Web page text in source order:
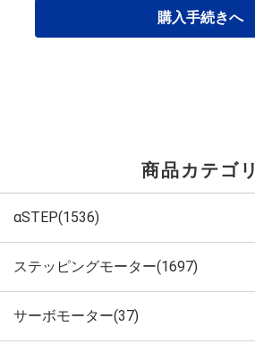
購入手続きへ
商品カテゴリ
αSTEP(1536)
ステッピングモーター(1697)
サーボモーター(37)